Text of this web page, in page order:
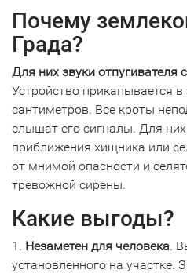
Почему
Града?
Для них звуки отпугивателя
Устройство прикапывается
сантиметров. Все кроты
слышат его сигналы. Для
приближения хищника или
от мнимой опасности и
тревожной сирены.
Какие выгоды?
1. Незаметен для человека.
установленного на